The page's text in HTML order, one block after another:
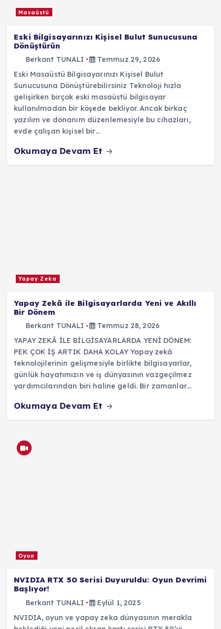
Masaüstü
Eski Bilgisayarınızı Kişisel Bulut Sunucusuna
Dönüştürün
Berkant TUNALI
Temmuz 29, 2026
Eski Masaüstü Bilgisayarınızı Kişisel Bulut
Sunucusuna Dönüştürebilirsiniz Teknoloji hızla
gelişirken birçok eski masaüstü bilgisayar
kullanılmadan bir köşede bekliyor. Ancak birkaç
yazılım ve donanım düzenlemesiyle bu cihazları,
evde çalışan kişisel bir…
Okumaya Devam Et
Yapay Zeka
Yapay Zekâ ile Bilgisayarlarda Yeni ve Akıllı
Bir Dönem
Berkant TUNALI
Temmuz 28, 2026
YAPAY ZEKÂ İLE BİLGİSAYARLARDA YENİ DÖNEM:
PEK ÇOK İŞ ARTIK DAHA KOLAY Yapay zekâ
teknolojilerinin gelişmesiyle birlikte bilgisayarlar,
günlük hayatımızın ve iş dünyasının vazgeçilmez
yardımcılarından biri haline geldi. Bir zamanlar…
Okumaya Devam Et
Oyun
NVIDIA RTX 50 Serisi Duyuruldu: Oyun Devrimi
Başlıyor!
Berkant TUNALI
Eylül 1, 2025
NVIDIA, oyun ve yapay zeka dünyasının merakla